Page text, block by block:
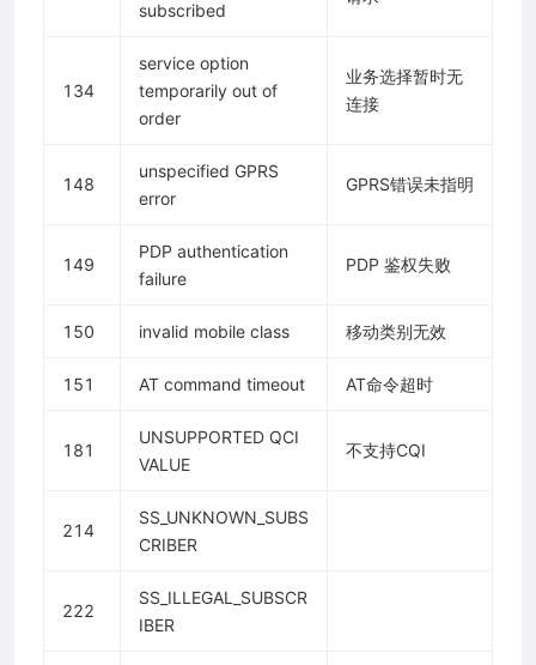
subscribed
134
service option
temporarily out of
order
业务选择暂时无
连接
148
unspecified GPRS
error
GPRS错误未指明
149
PDP authentication
failure
PDP 鉴权失败
150 invalid mobile class 移动类别无效
151 AT command timeout AT命令超时
181
UNSUPPORTED QCI
VALUE
不支持CQI
214
SS_UNKNOWN_SUBS
CRIBER
222
SS_ILLEGAL_SUBSCR
IBER